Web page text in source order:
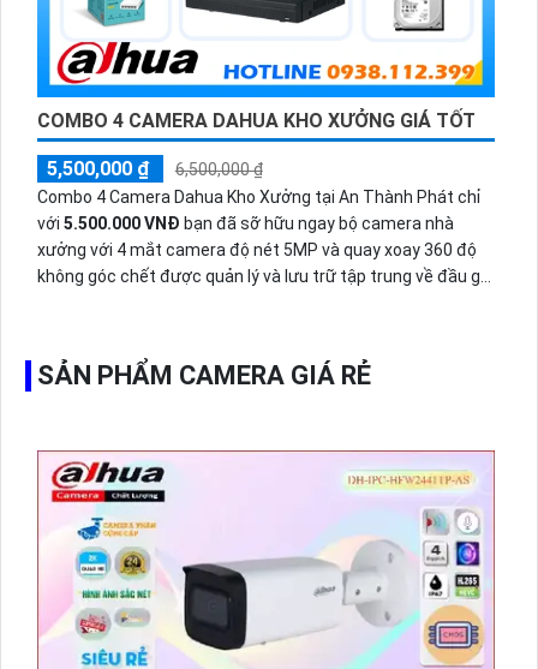
COMBO 4 CAMERA DAHUA KHO XƯỞNG GIÁ TỐT
5,500,000 ₫
6,500,000 ₫
Combo 4 Camera Dahua Kho Xưởng tại An Thành Phát chỉ
với 5.500.000 VNĐ bạn đã sỡ hữu ngay bộ camera nhà
xưởng với 4 mắt camera độ nét 5MP và quay xoay 360 độ
không góc chết được quản lý và lưu trữ tập trung về đầu ghi
SẢN PHẨM CAMERA GIÁ RẺ